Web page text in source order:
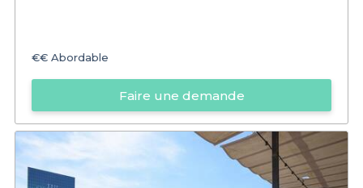
€€ Abordable
Faire une demande